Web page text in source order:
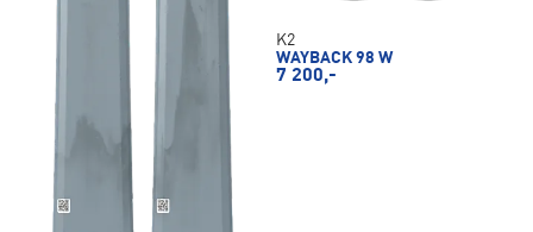
K2
WAYBACK 98 W
7 200,-